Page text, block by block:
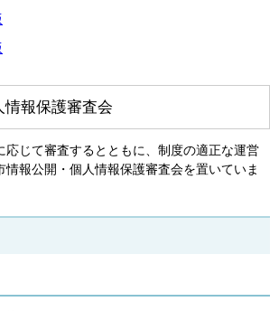
報保護審査会
応じて審査するとともに、制度の適正な運営
情報公開・個人情報保護審査会を置いていま